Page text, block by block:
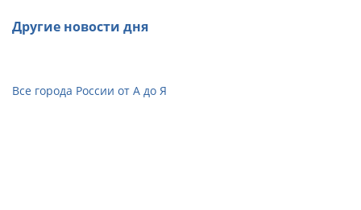
Другие новости дня
Все города России от А до Я